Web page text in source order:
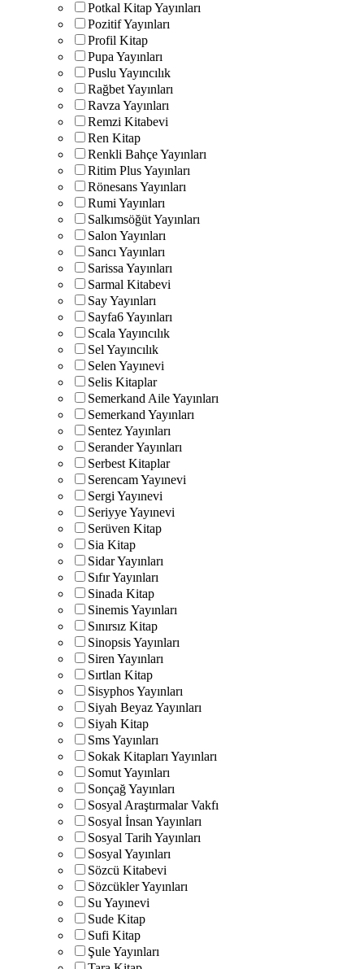
Potkal Kitap Yayınları
Pozitif Yayınları
Profil Kitap
Pupa Yayınları
Puslu Yayıncılık
Rağbet Yayınları
Ravza Yayınları
Remzi Kitabevi
Ren Kitap
Renkli Bahçe Yayınları
Ritim Plus Yayınları
Rönesans Yayınları
Rumi Yayınları
Salkımsöğüt Yayınları
Salon Yayınları
Sancı Yayınları
Sarissa Yayınları
Sarmal Kitabevi
Say Yayınları
Sayfa6 Yayınları
Scala Yayıncılık
Sel Yayıncılık
Selen Yayınevi
Selis Kitaplar
Semerkand Aile Yayınları
Semerkand Yayınları
Sentez Yayınları
Serander Yayınları
Serbest Kitaplar
Serencam Yayınevi
Sergi Yayınevi
Seriyye Yayınevi
Serüven Kitap
Sia Kitap
Sidar Yayınları
Sıfır Yayınları
Sinada Kitap
Sinemis Yayınları
Sınırsız Kitap
Sinopsis Yayınları
Siren Yayınları
Sırtlan Kitap
Sisyphos Yayınları
Siyah Beyaz Yayınları
Siyah Kitap
Sms Yayınları
Sokak Kitapları Yayınları
Somut Yayınları
Sonçağ Yayınları
Sosyal Araştırmalar Vakfı
Sosyal İnsan Yayınları
Sosyal Tarih Yayınları
Sosyal Yayınları
Sözcü Kitabevi
Sözcükler Yayınları
Su Yayınevi
Sude Kitap
Sufi Kitap
Şule Yayınları